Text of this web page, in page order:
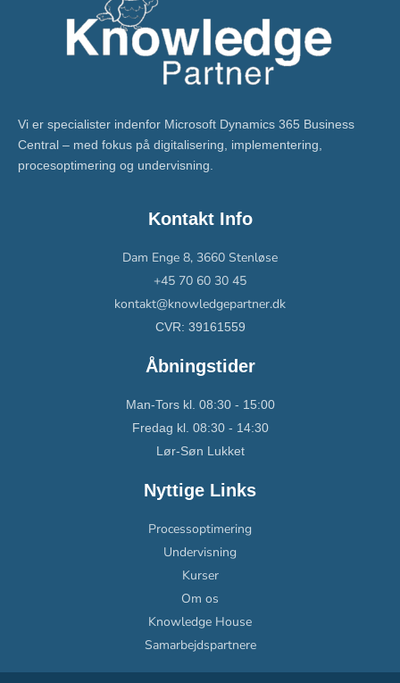
Vi er specialister indenfor Microsoft Dynamics 365 Business
Central – med fokus på digitalisering, implementering,
procesoptimering og undervisning.
Kontakt Info
Dam Enge 8, 3660 Stenløse
+45 70 60 30 45
kontakt@knowledgepartner.dk
CVR: 39161559
Åbningstider
Man-Tors kl. 08:30 - 15:00
Fredag kl. 08:30 - 14:30
Lør-Søn Lukket
Nyttige Links
Processoptimering
Undervisning
Kurser
Om os
Knowledge House
Samarbejdspartnere